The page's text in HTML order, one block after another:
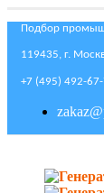
Подбор
119435, г.
+7 (495) 492-